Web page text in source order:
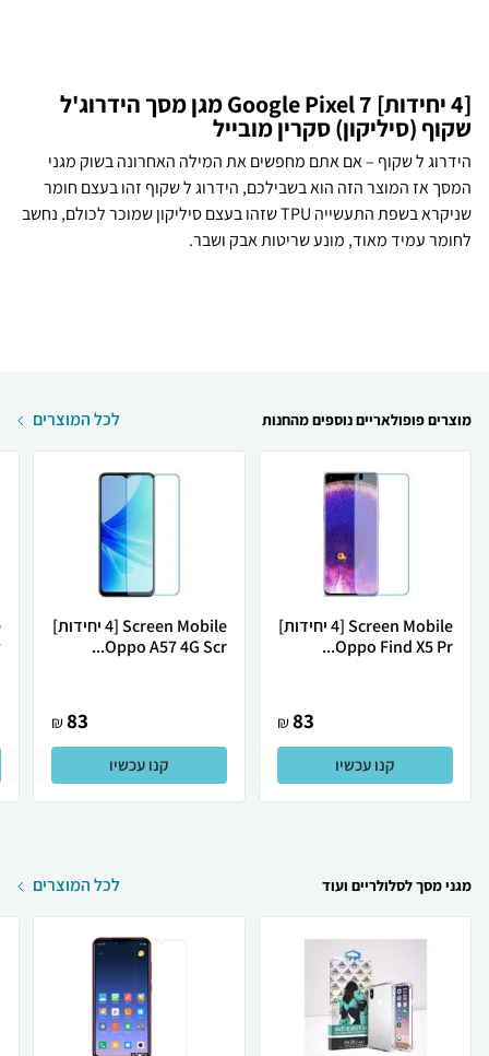
[4 יחידות] Google Pixel 7 מגן מסך הידרוג'ל
שקוף (סיליקון) סקרין מובייל
הידרוג ל שקוף – אם אתם מחפשים את המילה האחרונה בשוק מגני
המסך אז המוצר הזה הוא בשבילכם, הידרוג ל שקוף זהו בעצם חומר
שניקרא בשפת התעשייה TPU שזהו בעצם סיליקון שמוכר לכולם, נחשב
לחומר עמיד מאוד, מונע שריטות אבק ושבר.
מוצרים פופולאריים נוספים מהחנות לכל המוצרים
Screen Mobile [4 יחידות]
Oppo Find X5 Pr...
83
₪
קנו עכשיו
Screen Mobile [4 יחידות]
Oppo A57 4G Scr...
83
₪
קנו עכשיו
מגני מסך לסלולריים ועוד לכל המוצרים